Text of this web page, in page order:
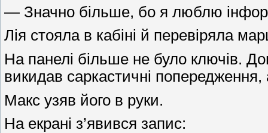
— Значно більше, бо я люблю
Лія стояла в кабіні й перевіряла
На панелі більше не було ключів.
викидав саркастичні
Макс узяв його в руки.
На екрані з’явився запис: